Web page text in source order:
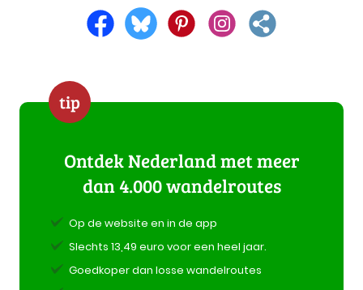
tip
Ontdek Nederland met meer
dan 4.000 wandelroutes
Op de website en in de app
Slechts 13,49 euro voor een heel jaar.
Goedkoper dan losse wandelroutes